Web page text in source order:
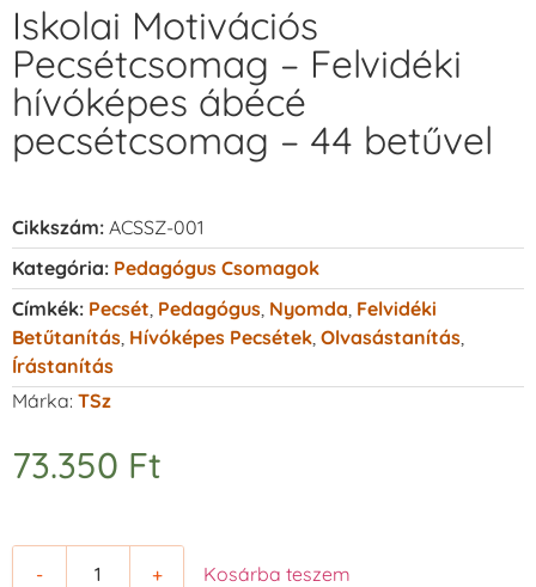
Iskolai Motivációs
Pecsétcsomag – Felvidéki
hívóképes ábécé
pecsétcsomag – 44 betűvel
Cikkszám: ACSSZ-001
Kategória: Pedagógus Csomagok
Címkék: Pecsét, Pedagógus, Nyomda, Felvidéki
Betűtanítás, Hívóképes Pecsétek, Olvasástanítás,
Írástanítás
Márka: TSz
73.350 Ft
- + Kosárba teszem